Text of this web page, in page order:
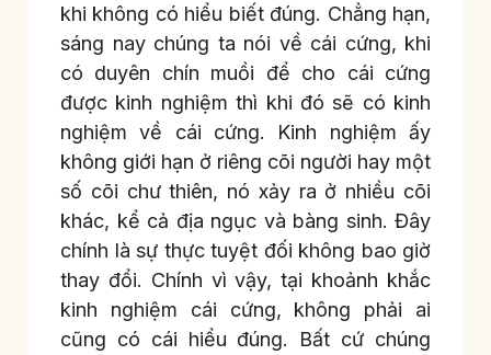
khi không có hiểu biết đúng. Chẳng hạn,
sáng nay chúng ta nói về cái cứng, khi
có duyên chín muồi để cho cái cứng
được kinh nghiệm thì khi đó sẽ có kinh
nghiệm về cái cứng. Kinh nghiệm ấy
không giới hạn ở riêng cõi người hay một
số cõi chư thiên, nó xảy ra ở nhiều cõi
khác, kể cả địa ngục và bàng sinh. Đây
chính là sự thực tuyệt đối không bao giờ
thay đổi. Chính vì vậy, tại khoảnh khắc
kinh nghiệm cái cứng, không phải ai
cũng có cái hiểu đúng. Bất cứ chúng